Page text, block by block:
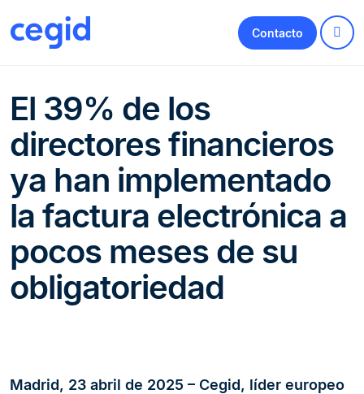
Contacto
El 39% de los
directores financieros
ya han implementado
la factura electrónica a
pocos meses de su
obligatoriedad
Madrid, 23 abril de 2025 – Cegid, líder europeo